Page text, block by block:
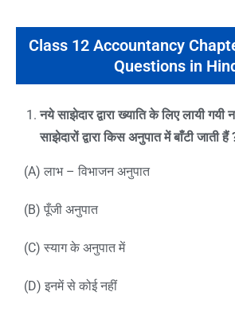
Class 12 Accountancy
Questions in
नये साझेदार द्वारा ख्याति के लिए लायी गयी
साझेदारों द्वारा किस अनुपात में बाँटी जाती हैं
(A) लाभ – विभाजन अनुपात
(B) पूँजी अनुपात
(C) स्याग के अनुपात में
(D) इनमें से कोई नहीं